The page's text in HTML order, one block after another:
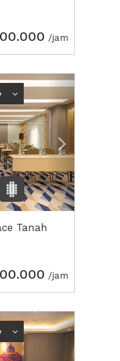
/jam
Next2
Tanah
/jam
Next2